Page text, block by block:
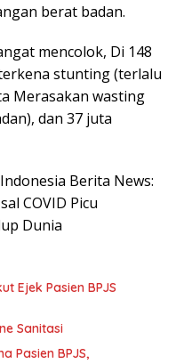
berat badan.
mencolok, Di 148
stunting (terlalu
Merasakan wasting
dan 37 juta
Berita News:
COVID Picu
Dunia
Ejek Pasien BPJS
Sanitasi
Pasien BPJS,